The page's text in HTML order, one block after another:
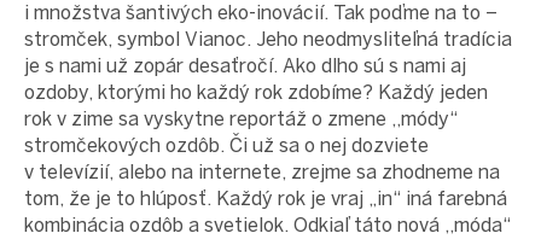
i množstva šantivých eko-inovácií. Tak poďme na to –
stromček, symbol Vianoc. Jeho neodmysliteľná tradícia
je s nami už zopár desaťročí. Ako dlho sú s nami aj
ozdoby, ktorými ho každý rok zdobíme? Každý jeden
rok v zime sa vyskytne reportáž o zmene ,,módy“
stromčekových ozdôb. Či už sa o nej dozviete
v televízií, alebo na internete, zrejme sa zhodneme na
tom, že je to hlúposť. Každý rok je vraj „in“ iná farebná
kombinácia ozdôb a svetielok. Odkiaľ táto nová ,,móda“